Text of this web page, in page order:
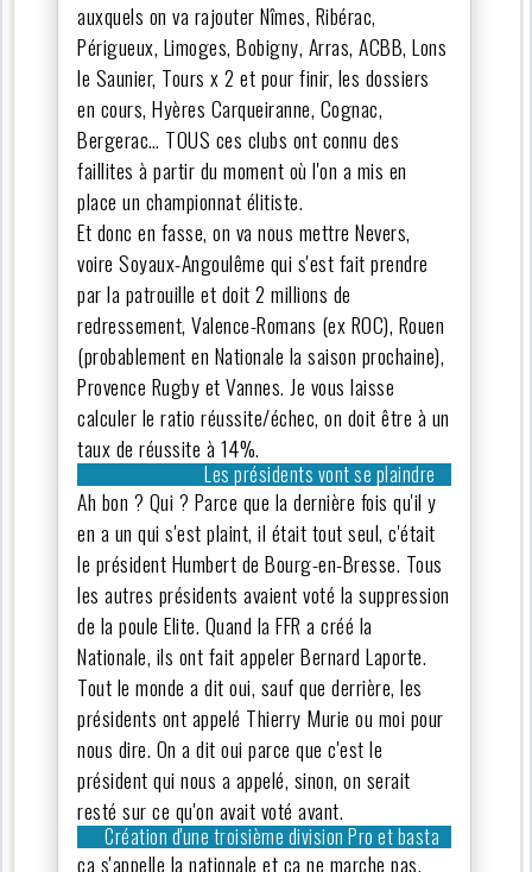
auxquels on va rajouter Nîmes, Ribérac,
Périgueux, Limoges, Bobigny, Arras, ACBB, Lons
le Saunier, Tours x 2 et pour finir, les dossiers
en cours, Hyères Carqueiranne, Cognac,
Bergerac… TOUS ces clubs ont connu des
faillites à partir du moment où l'on a mis en
place un championnat élitiste.
Et donc en fasse, on va nous mettre Nevers,
voire Soyaux-Angoulême qui s'est fait prendre
par la patrouille et doit 2 millions de
redressement, Valence-Romans (ex ROC), Rouen
(probablement en Nationale la saison prochaine),
Provence Rugby et Vannes. Je vous laisse
calculer le ratio réussite/échec, on doit être à un
taux de réussite à 14%.
Les présidents vont se plaindre
Ah bon ? Qui ? Parce que la dernière fois qu'il y
en a un qui s'est plaint, il était tout seul, c'était
le président Humbert de Bourg-en-Bresse. Tous
les autres présidents avaient voté la suppression
de la poule Elite. Quand la FFR a créé la
Nationale, ils ont fait appeler Bernard Laporte.
Tout le monde a dit oui, sauf que derrière, les
présidents ont appelé Thierry Murie ou moi pour
nous dire. On a dit oui parce que c'est le
président qui nous a appelé, sinon, on serait
resté sur ce qu'on avait voté avant.
Création d'une troisième division Pro et basta
ça s'appelle la nationale et ça ne marche pas.